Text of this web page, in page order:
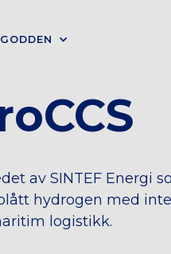
av SINTEF Energi
hydrogen med
logistikk.